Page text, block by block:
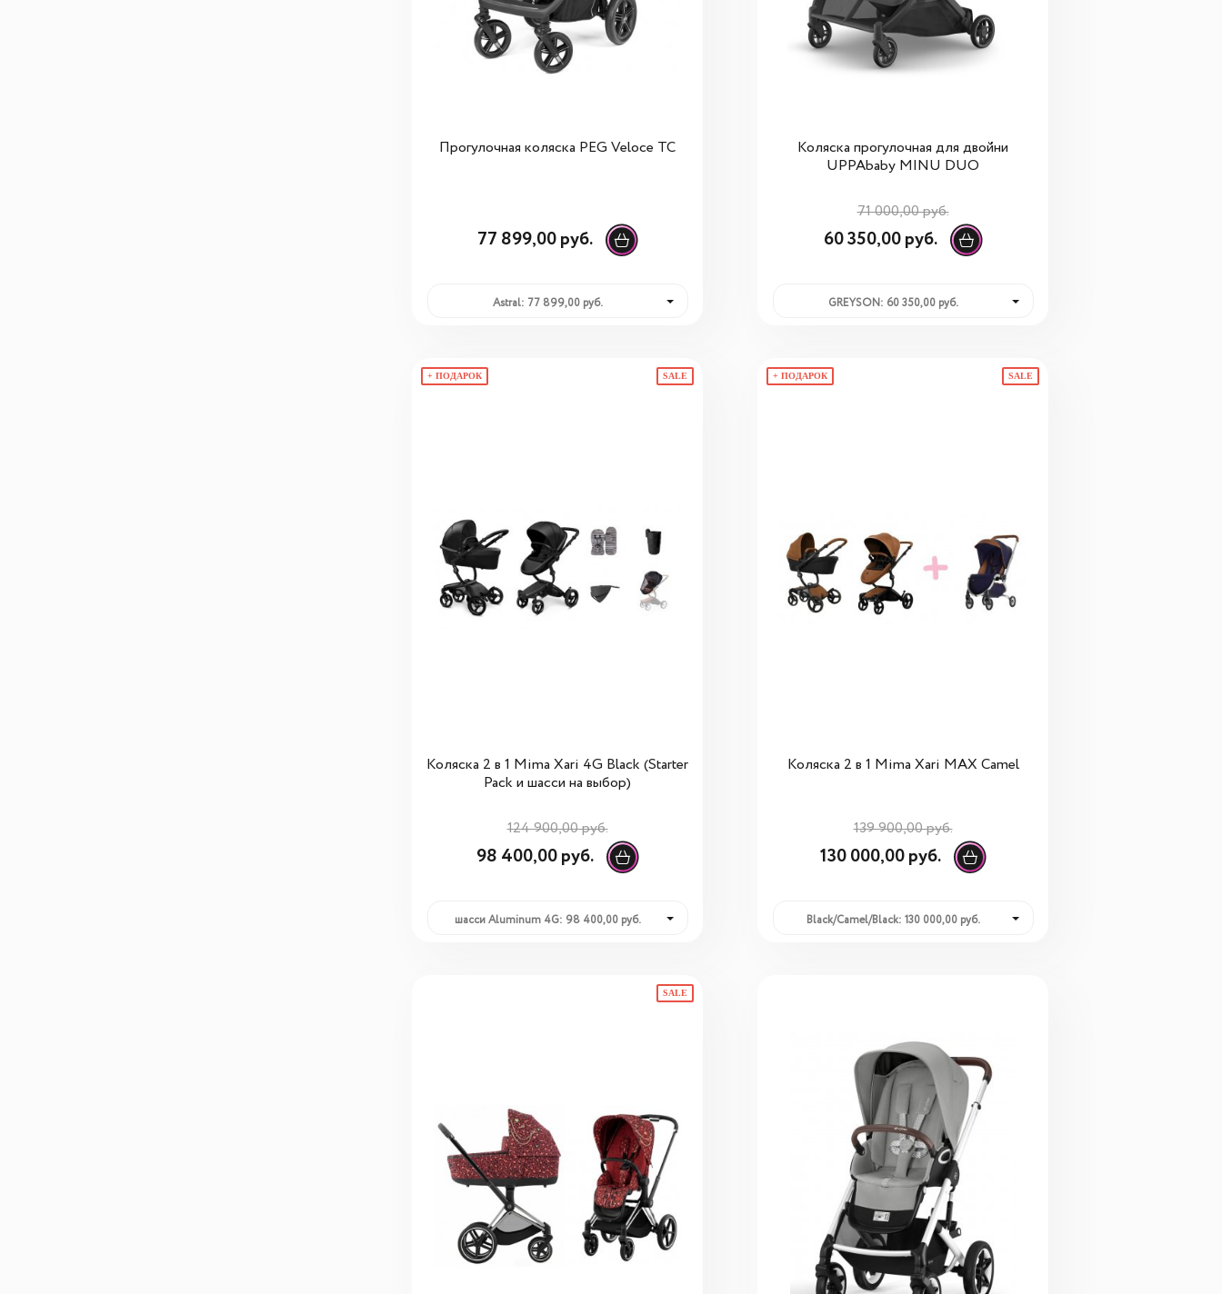
Прогулочная коляска PEG Veloce TC
77 899,00 руб.
Astral: 77 899,00 руб.
Коляска прогулочная для двойни
UPPAbaby MINU DUO
71 000,00 руб.
60 350,00 руб.
GREYSON: 60 350,00 руб.
SALE
+ ПОДАРОК
Коляска 2 в 1 Mima Xari 4G Black (Starter
Pack и шасси на выбор)
124 900,00 руб.
98 400,00 руб.
шасси Aluminum 4G: 98 400,00 руб.
SALE
+ ПОДАРОК
Коляска 2 в 1 Mima Xari MAX Camel
139 900,00 руб.
130 000,00 руб.
Black/Camel/Black: 130 000,00 руб.
SALE